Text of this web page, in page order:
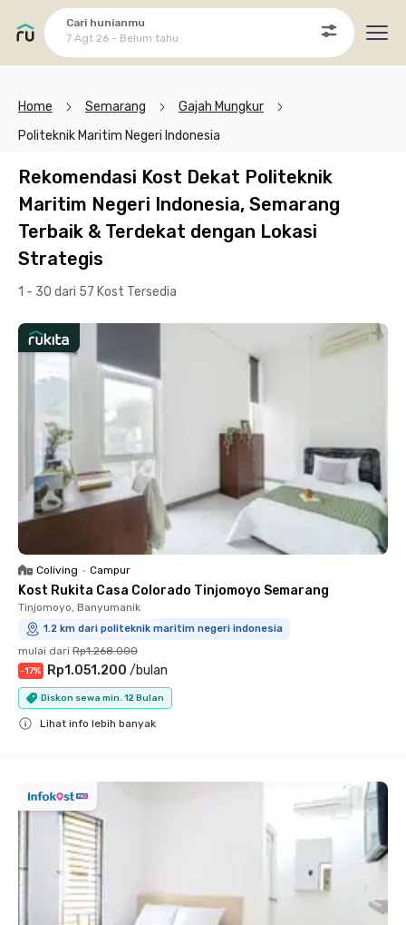
Cari hunianmu
7 Agt 26 - Belum tahu
Home Semarang
Gajah Mungkur
Politeknik Maritim Negeri Indonesia
Rekomendasi Kost Dekat Politeknik
Maritim Negeri Indonesia, Semarang
Terbaik & Terdekat dengan Lokasi
Strategis
1 - 30 dari 57 Kost Tersedia
Coliving • Campur
Kost Rukita Casa Colorado Tinjomoyo Semarang
Tinjomoyo, Banyumanik
1.2 km dari politeknik maritim negeri indonesia
mulai dari Rp1.268.000
-17% Rp1.051.200 /bulan
Diskon sewa min. 12 Bulan
Lihat info lebih banyak